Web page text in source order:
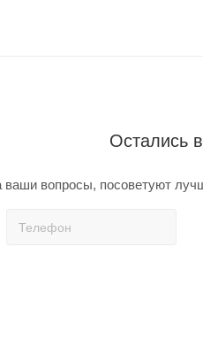
Остались
вопросы, посоветуют